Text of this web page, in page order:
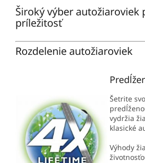
Široký výber autožiaroviek
príležitosť
Rozdelenie autožiaroviek
Šetrite
vydržia
klasické
Výhody